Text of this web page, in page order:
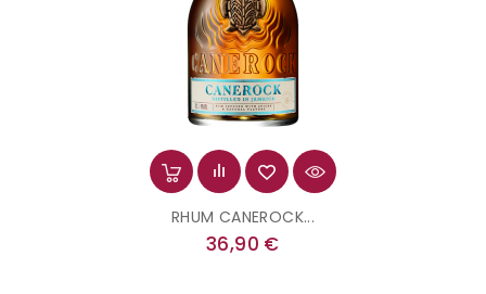
RHUM CANEROCK...
Prix
36,90 €